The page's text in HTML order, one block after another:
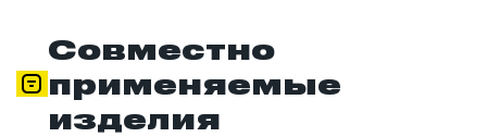
Совместно
применяемые
изделия